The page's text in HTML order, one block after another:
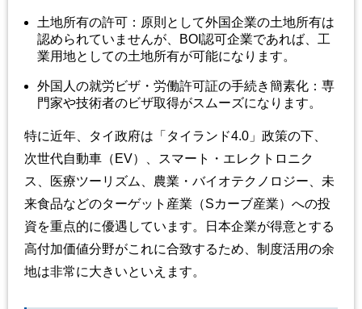
土地所有の許可：原則として外国企業の土地所有は
認められていませんが、BOI認可企業であれば、工
業用地としての土地所有が可能になります。
外国人の就労ビザ・労働許可証の手続き簡素化：専
門家や技術者のビザ取得がスムーズになります。
特に近年、タイ政府は「タイランド4.0」政策の下、
次世代自動車（EV）、スマート・エレクトロニク
ス、医療ツーリズム、農業・バイオテクノロジー、未
来食品などのターゲット産業（Sカーブ産業）への投
資を重点的に優遇しています。日本企業が得意とする
高付加価値分野がこれに合致するため、制度活用の余
地は非常に大きいといえます。